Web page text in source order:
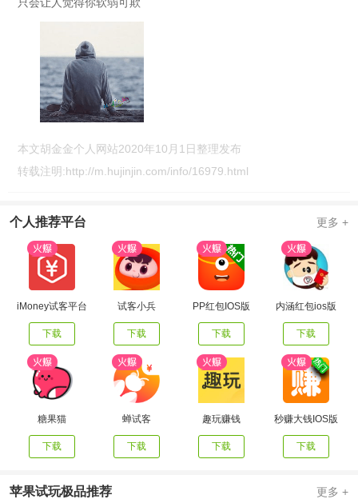
本文胡金金个人网站2020年10月1日整理发布
转载注明:http://m.hujinjin.com/info/16979.html
个人推荐平台 更多 +
iMoney试客平台
下载
试客小兵
下载
PP红包IOS版
下载
内涵红包ios版
下载
糖果猫
下载
蝉试客
下载
趣玩赚钱
下载
秒赚大钱IOS版
下载
苹果试玩极品推荐 更多 +